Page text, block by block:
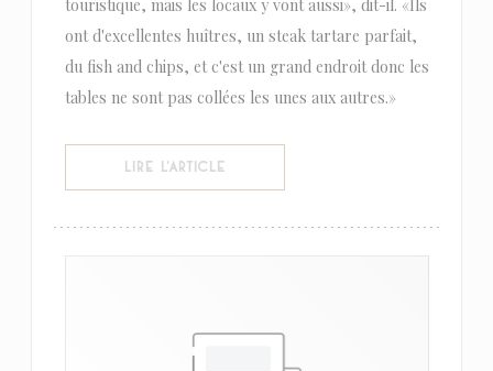
touristique, mais les locaux y vont aussi», dit-il. «Ils
ont d'excellentes huîtres, un steak tartare parfait,
du fish and chips, et c'est un grand endroit donc les
tables ne sont pas collées les unes aux autres.»
LIRE L'ARTICLE((OUVRE UNE NOUVELLE FENÊTRE))